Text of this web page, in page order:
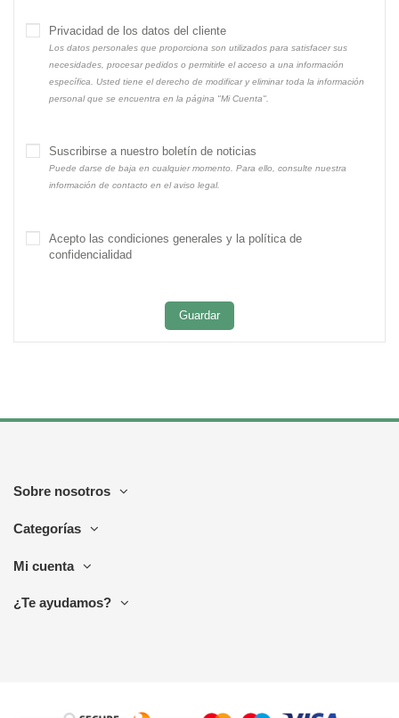
Privacidad de los datos del cliente
Los datos personales que proporciona son utilizados para satisfacer sus
necesidades, procesar pedidos o permitirle el acceso a una información
específica. Usted tiene el derecho de modificar y eliminar toda la información
personal que se encuentra en la página "Mi Cuenta".
Suscribirse a nuestro boletín de noticias
Puede darse de baja en cualquier momento. Para ello, consulte nuestra
información de contacto en el aviso legal.
Acepto las condiciones generales y la política de
confidencialidad
Guardar
Sobre nosotros
Categorías
Mi cuenta
¿Te ayudamos?